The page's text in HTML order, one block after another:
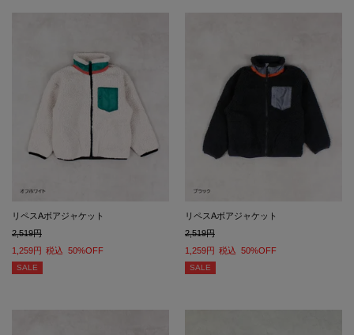
リペスAボアジャケット
2,519
1,259
税込 50%OFF
SALE
リペスAボアジャケット
2,519
1,259
税込 50%OFF
SALE